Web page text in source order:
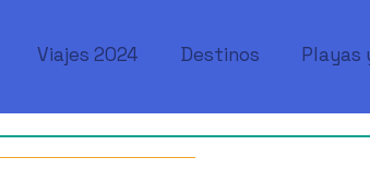
Viajes 2024 Destinos Playas